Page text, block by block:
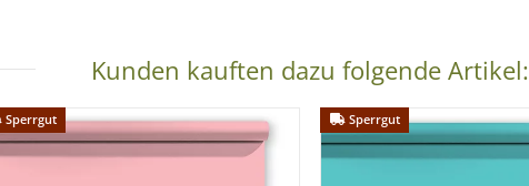
Kunden kauften dazu folgende Artikel:
Sperrgut Sperrgut